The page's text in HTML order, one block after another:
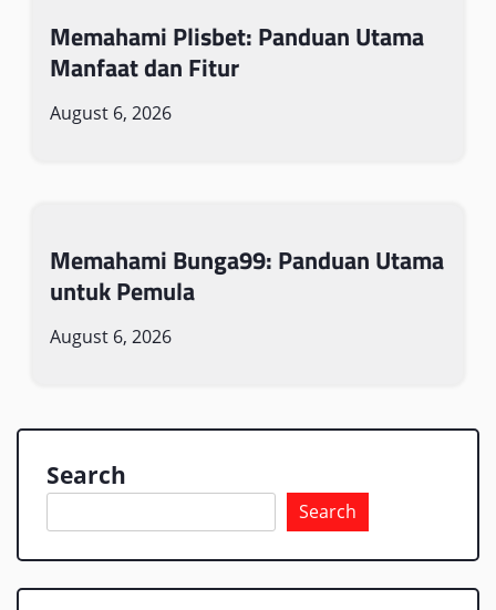
Memahami Plisbet: Panduan Utama
Manfaat dan Fitur
August 6, 2026
Memahami Bunga99: Panduan Utama
untuk Pemula
August 6, 2026
Search
Search